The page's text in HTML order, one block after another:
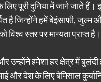
पूरी दुनिया में जाने जाते
है जिन्होंने हमें बेइंसाफी,
विश्व स्तर पर मान्यता प्राप्त
हमेशा हर क्षेत्र में बुलंदी
और देश के लिए बेमिसाल